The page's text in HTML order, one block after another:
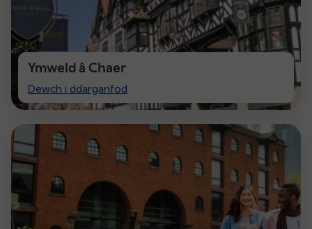
Ymweld â Chaer
Dewch i ddarganfod
Visit
Chester